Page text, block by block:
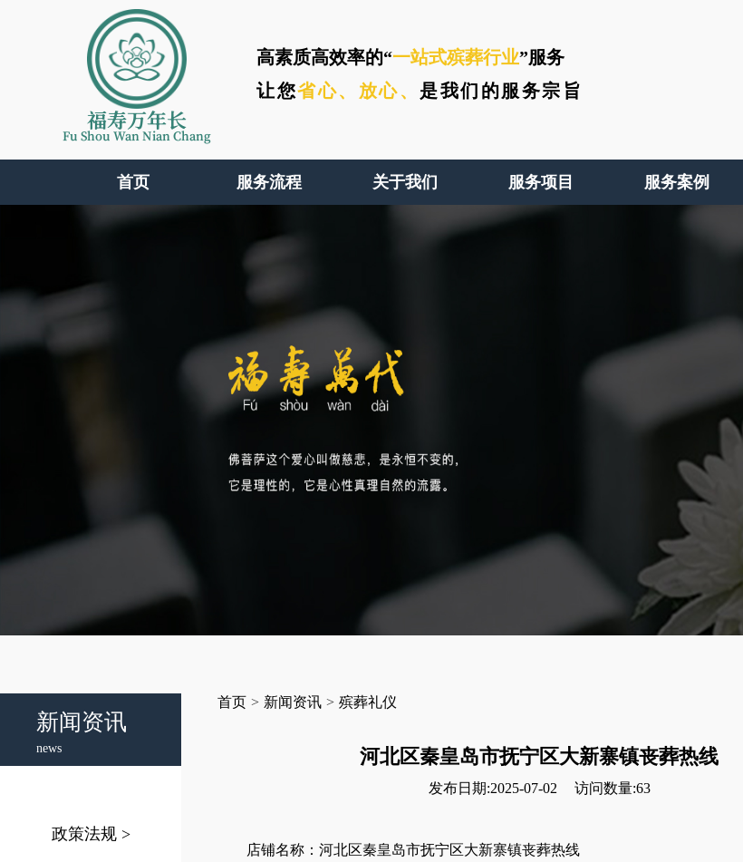
福寿万年长
Fu Shou Wan Nian Chang
高素质高效率的“一站式殡葬行业”服务
让您省心、 放心、 是我们的服务宗旨
首页 服务流程 关于我们 服务项目 服务案例
新闻资讯
news
政策法规 >
首页 > 新闻资讯 > 殡葬礼仪
河北区秦皇岛市抚宁区大新寨镇丧葬热线
发布日期:2025-07-02 访问数量:63
店铺名称：河北区秦皇岛市抚宁区大新寨镇丧葬热线